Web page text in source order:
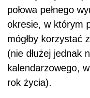
połowa pełnego
okresie, w którym
mógłby korzystać
(nie dłużej jednak
kalendarzowego,
rok życia).